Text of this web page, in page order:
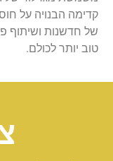
קדימה הבנויה על
של חדשנות ושיתוף
טוב יותר לכולם.